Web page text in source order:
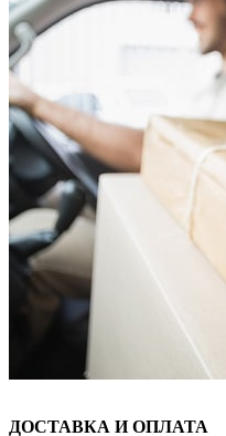
ДОСТАВКА И ОПЛАТА